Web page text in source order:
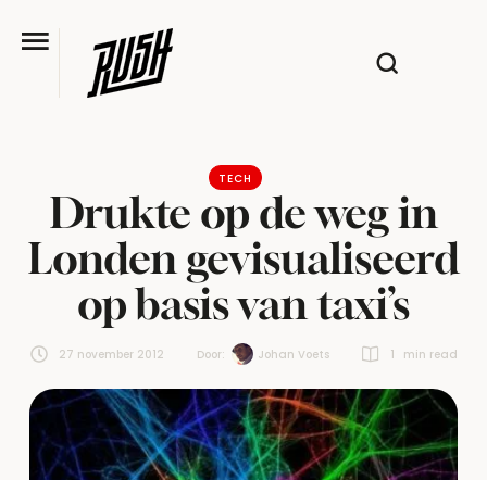
TECH
Drukte op de weg in
Londen gevisualiseerd
op basis van taxi’s
27 november 2012 Door: Johan Voets 1 min read